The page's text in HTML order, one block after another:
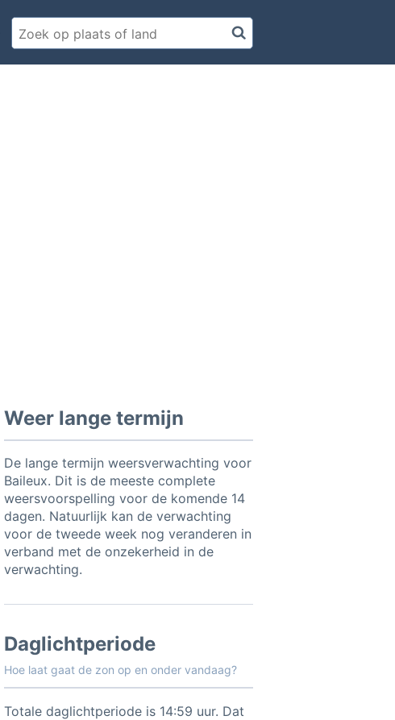
Weer lange termijn
De lange termijn weersverwachting voor
Baileux. Dit is de meeste complete
weersvoorspelling voor de komende 14
dagen. Natuurlijk kan de verwachting
voor de tweede week nog veranderen in
verband met de onzekerheid in de
verwachting.
Daglichtperiode
Hoe laat gaat de zon op en onder vandaag?
Totale daglichtperiode is 14:59 uur. Dat